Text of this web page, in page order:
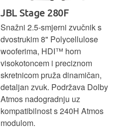
JBL Stage 280F
Snažni 2.5-smjerni zvučnik s
dvostrukim 8" Polycellulose
wooferima, HDI™ horn
visokotoncem i preciznom
skretnicom pruža dinamičan,
detaljan zvuk. Podržava Dolby
Atmos nadogradnju uz
kompatibilnost s 240H Atmos
modulom.